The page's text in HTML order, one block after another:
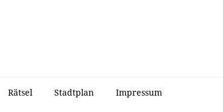
Rätsel Stadtplan Impressum